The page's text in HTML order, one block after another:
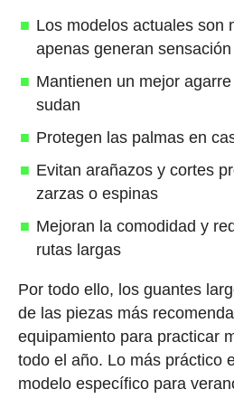
Los modelos actuales son
apenas generan
Mantienen un mejor
sudan
Protegen las palmas en
Evitan arañazos y cortes
zarzas o espinas
Mejoran la comodidad y
rutas largas
Por todo ello, los guantes
de las piezas más
equipamiento para practicar
todo el año. Lo más práctico
modelo específico para